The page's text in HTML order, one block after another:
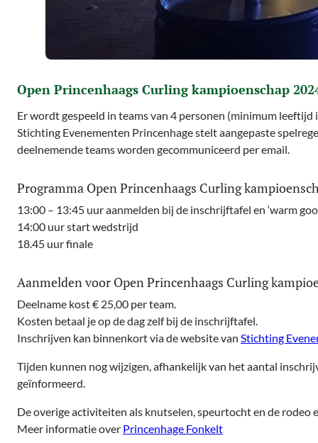
Open Princenhaags Curling kampioenschap
Er wordt gespeeld in teams van 4 personen (minimum
Stichting Evenementen Princenhage stelt aangepaste
deelnemende teams worden gecommuniceerd per email.
Programma Open Princenhaags Curling
13:00 – 13:45 uur aanmelden bij de inschrijftafel en ‘warm
14:00 uur start wedstrijd
18.45 uur finale
Aanmelden voor Open Princenhaags Curling
Deelname kost € 25,00 per team.
Kosten betaal je op de dag zelf bij de inschrijftafel.
Inschrijven kan binnenkort via de website van Stichting
Tijden kunnen nog wijzigen, afhankelijk van het aantal
geïnformeerd.
De overige activiteiten als knutselen, speurtocht en de rodeo
Meer informatie over Princenhage Fonkelt